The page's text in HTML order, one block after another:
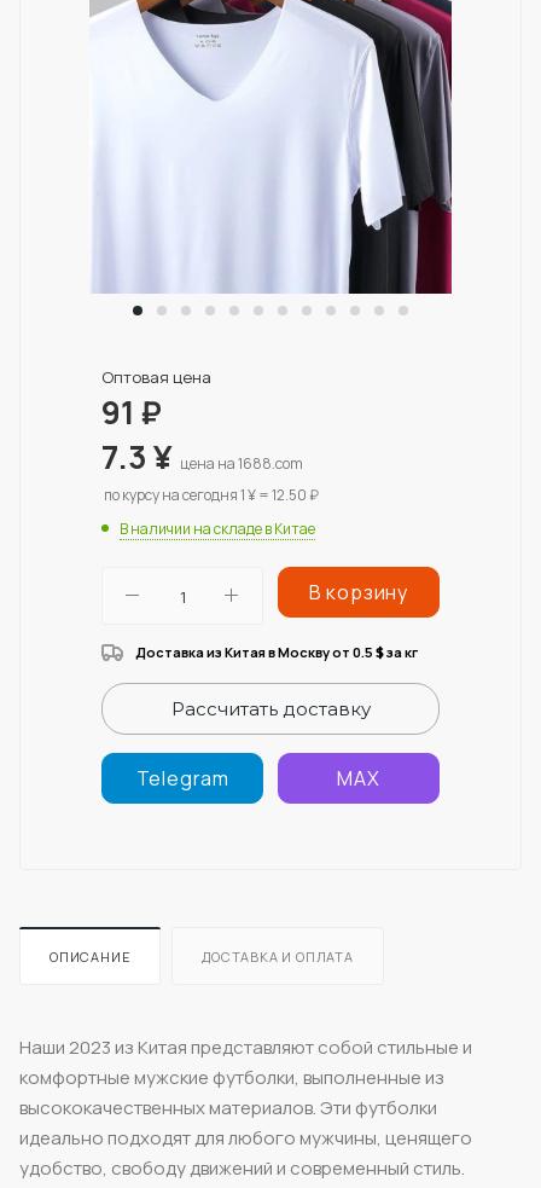
Оптовая цена
91 ₽
7.3¥ цена на 1688.com
по курсу на сегодня 1 ¥ = 12.50 ₽
В наличии на складе в Китае
В корзину
Доставка из Китая в Москву от 0.5 $за кг
Рассчитать доставку
Telegram MAX
ОПИСАНИЕ ДОСТАВКА И ОПЛАТА
Наши 2023 из Китая представляют собой стильные и
комфортные мужские футболки, выполненные из
высококачественных материалов. Эти футболки
идеально подходят для любого мужчины, ценящего
удобство, свободу движений и современный стиль.